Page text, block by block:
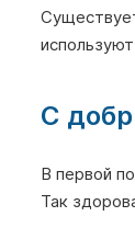
С
В первой
Так